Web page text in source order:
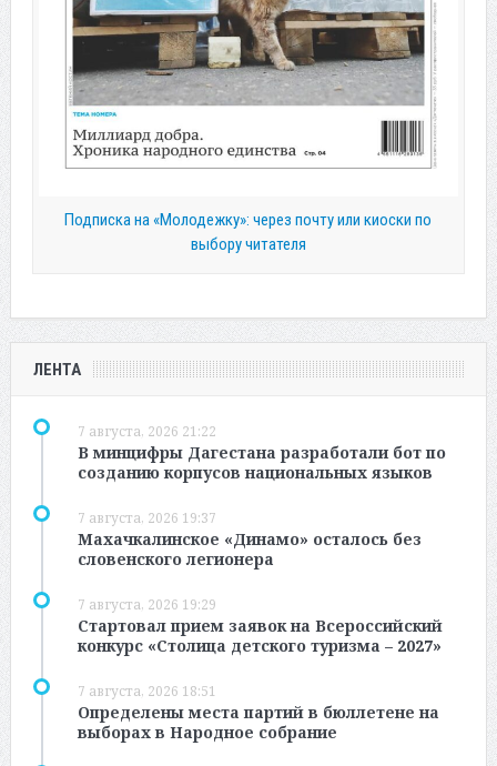
Подписка на «Молодежку»: через почту или киоски по
выбору читателя
ЛЕНТА
7 августа, 2026 21:22
В минцифры Дагестана разработали бот по
созданию корпусов национальных языков
7 августа, 2026 19:37
Махачкалинское «Динамо» осталось без
словенского легионера
7 августа, 2026 19:29
Стартовал прием заявок на Всероссийский
конкурс «Столица детского туризма – 2027»
7 августа, 2026 18:51
Определены места партий в бюллетене на
выборах в Народное собрание